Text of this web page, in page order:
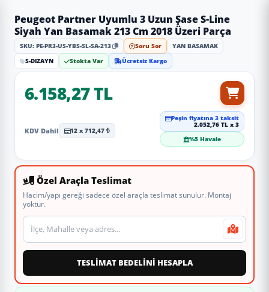
Peugeot Partner Uyumlu 3 Uzun Şase S-Line
Siyah Yan Basamak 213 Cm 2018 Üzeri Parça
SKU: PE-PR3-US-YBS-SL-SA-213 Soru Sor
YAN BASAMAK
S-DIZAYN
Stokta Var Ücretsiz Kargo
6.158,27 TL
KDV Dahil 12 x 712,47 ₺
Peşin fiyatına 3 taksit
2.052,76 TL x 3
%5 Havale
Özel Araçla Teslimat
Hacim/yapı gereği sadece özel araçla teslimat sunulur. Montaj
yoktur.
Teslimat veya montaj adresi
TESLİMAT BEDELİNİ HESAPLA